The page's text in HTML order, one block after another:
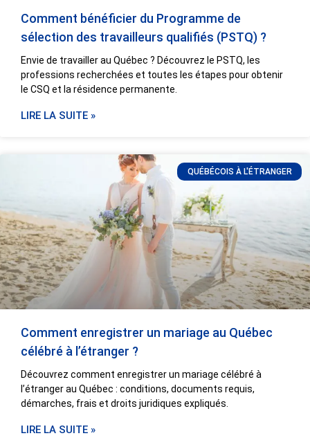
Comment bénéficier du Programme de
sélection des travailleurs qualifiés (PSTQ) ?
Envie de travailler au Québec ? Découvrez le PSTQ, les
professions recherchées et toutes les étapes pour obtenir
le CSQ et la résidence permanente.
LIRE LA SUITE »
QUÉBÉCOIS À L'ÉTRANGER
Comment enregistrer un mariage au Québec
célébré à l’étranger ?
Découvrez comment enregistrer un mariage célébré à
l’étranger au Québec : conditions, documents requis,
démarches, frais et droits juridiques expliqués.
LIRE LA SUITE »